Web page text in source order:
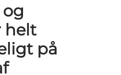
helt
på